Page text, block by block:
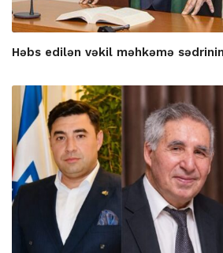
Həbs edilən vəkil məhkəmə sədrinin